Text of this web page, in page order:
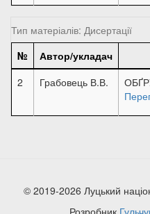
Тип матеріалів: Дисертації
№
Автор/укладач
2
Грабовець В.В.
© 2019-2026 Луцький
Розробник